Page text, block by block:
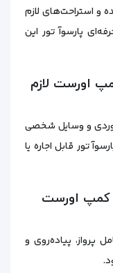
و استراحت‌های لازم
پارسوآ تور این
اورست لازم
و وسایل شخصی
تور قابل اجاره یا
کمپ اورست
که شامل پرواز، پیاده‌روی و